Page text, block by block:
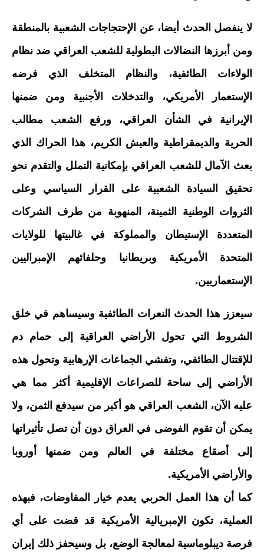
لا ينفصل الحدث أيضا، عن الإحتجاجات الشعبية بالمنطقة
ومن أبرزها النضالات البطولية للشعب العراقي ضد نظام
الولاءات الطائفية، والنظام المتخلف الذي فرضه
الإستعمار الأمريكي، والتدخلات الأجنبية ومن ضمنها
الإيرانية في الشأن العراقي، ورفع الشعب مطالب
الحرية والديمقراطية والعيش الكريم، هذا الحراك الذي
بعث الآمال للشعب العراقي بإمكانية التملل والتقدم نحو
تحقيق السيادة الشعبية على القرار السياسي وعلى
الثروات الوطنية الثمينة، المنهوبة من طرف الشركات
المتعددة الإستيطان والمملوكة في غالبيتها للولايات
المتحدة الأمريكية وبريطانيا وحلفائهم الإمبراليين
الإستعماريين.
سيعزز هذا الحدث النعرات الطائفية وسيساهم في خلق
الشروط التي تحول الأراضي العراقية إلى حمام دم
للإقتتال الطائفي، وتفشي الجماعات الإرهابية وتحول هذه
الأراضي إلى ساحة للصراعات الإقليمية أكثر مما هي
عليه الآن، الشعب العراقي هو أكبر من سيدفع الثمن، ولا
يمكن أن تقوم الفوضى في العراق دون أن تصل تأثيراتها
إلى أصقاع مختلفة في العالم ومن ضمنها أوروبا
والأراضي الأمريكية.
كما أن هذا العمل الحربي يعدم خيار المفاوضات، فبهذه
العملية، تكون الإمبريالية الأمريكية قد قضت على أي
فرصة ديبلوماسية لمعالجة الوضع، بل وسيحفز ذلك إيران